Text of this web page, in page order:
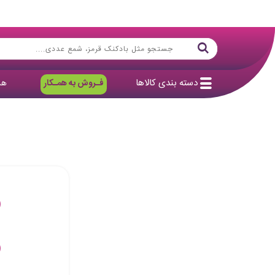
دسته بندی کالاها فـروش به همـکار